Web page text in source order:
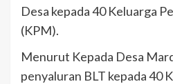
Desa kepada 40 Keluarga
(KPM).
Menurut Kepada Desa
penyaluran BLT kepada 40